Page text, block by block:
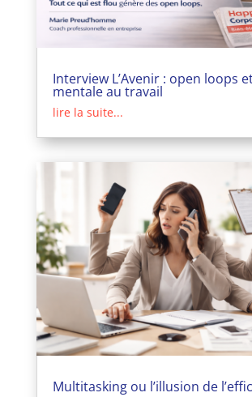
Interview L’Avenir : open loops
mentale au travail
lire la suite...
Multitasking ou l’illusion de